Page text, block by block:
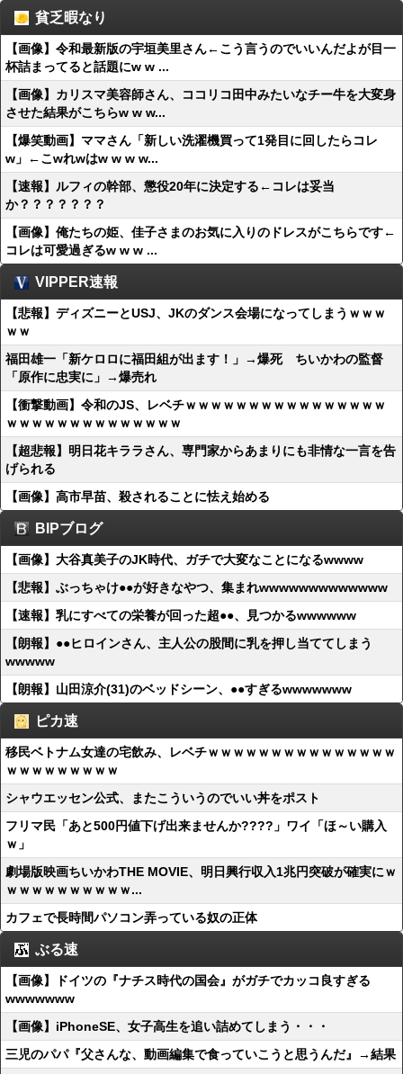
貧乏暇なり
【画像】令和最新版の宇垣美里さん←こう言うのでいいんだよが目一
杯詰まってると話題にw w ...
【画像】カリスマ美容師さん、ココリコ田中みたいなチー牛を大変身
させた結果がこちらw w w...
【爆笑動画】ママさん「新しい洗濯機買って1発目に回したらコレ
w」←こwれwはw w w w...
【速報】ルフィの幹部、懲役20年に決定する←コレは妥当
か？？？？？？？
【画像】俺たちの姫、佳子さまのお気に入りのドレスがこちらです←
コレは可愛過ぎるw w w ...
VIPPER速報
【悲報】ディズニーとUSJ、JKのダンス会場になってしまうｗｗｗ
ｗｗ
福田雄一「新ケロロに福田組が出ます！」→爆死 ちいかわの監督
「原作に忠実に」→爆売れ
【衝撃動画】令和のJS、レベチｗｗｗｗｗｗｗｗｗｗｗｗｗｗｗｗ
ｗｗｗｗｗｗｗｗｗｗｗｗｗｗ
【超悲報】明日花キララさん、専門家からあまりにも非情な一言を告
げられる
【画像】高市早苗、殺されることに怯え始める
BIPブログ
【画像】大谷真美子のJK時代、ガチで大変なことになるwwww
【悲報】ぶっちゃけ●●が好きなやつ、集まれwwwwwwwwwwwww
【速報】乳にすべての栄養が回った超●●、見つかるwwwwww
【朗報】●●ヒロインさん、主人公の股間に乳を押し当ててしまう
wwwww
【朗報】山田涼介(31)のベッドシーン、●●すぎるwwwwwww
ピカ速
移民ベトナム女達の宅飲み、レベチｗｗｗｗｗｗｗｗｗｗｗｗｗｗｗ
ｗｗｗｗｗｗｗｗｗ
シャウエッセン公式、またこういうのでいい丼をポスト
フリマ民「あと500円値下げ出来ませんか????」ワイ「ほ～い購入
ｗ」
劇場版映画ちいかわTHE MOVIE、明日興行収入1兆円突破が確実にｗ
ｗｗｗｗｗｗｗｗｗｗ...
カフェで長時間パソコン弄っている奴の正体
ぶる速
【画像】ドイツの『ナチス時代の国会』がガチでカッコ良すぎる
wwwwwww
【画像】iPhoneSE、女子高生を追い詰めてしまう・・・
三児のパパ『父さんな、動画編集で食っていこうと思うんだ』→結果